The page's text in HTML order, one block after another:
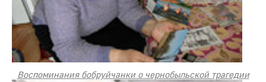
Воспоминания бобруйчанки о чернобыльской трагедии